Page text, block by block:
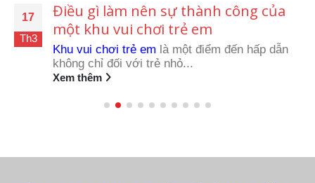
17
Th3
Điều gì làm nên sự thành công của
một khu vui chơi trẻ em
Khu vui chơi trẻ em là một điểm đến hấp dẫn
không chỉ đối với trẻ nhỏ...
Xem thêm